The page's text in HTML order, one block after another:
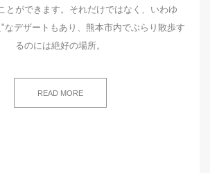
とができます。それだけではなく、いわゆ
なデザートもあり、熊本市内でぶらり散歩す
るのには絶好の場所。
READ MORE